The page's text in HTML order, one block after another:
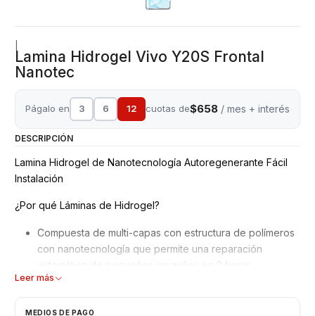
Lamina Hidrogel Vivo Y20S Frontal
Nanotec
Págalo en 3 6 12 cuotas de$658 / mes + interés
DESCRIPCIÓN
Lamina Hidrogel de Nanotecnología Autoregenerante Fácil
Instalación
¿Por qué Láminas de Hidrogel?
Compuesta de multi-capas con estructura de polímeros
con nanotecnología que permite una reparación
automática de pequeños rasguños en 2 horas.
Mejor adaptación y absorción de golpes, debido a su
No interfiere en el reconocimiento de la huella dactilar
Leer más
MEDIOS DE PAGO